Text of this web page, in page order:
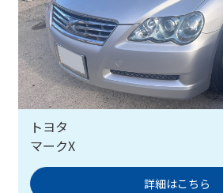
トヨタ
マークX
詳細はこちら